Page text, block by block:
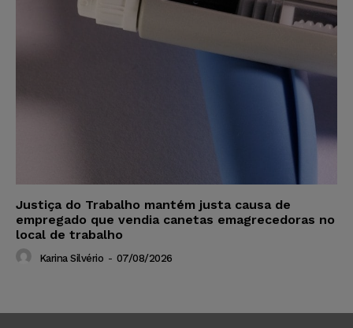
Justiça do Trabalho mantém justa causa de
empregado que vendia canetas emagrecedoras no
local de trabalho
Karina Silvério - 07/08/2026